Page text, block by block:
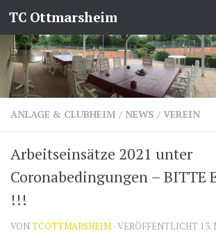
Zum Inhalt springen
TC Ottmarsheim
ANLAGE & CLUBHEIM / NEWS / VEREIN
Arbeitseinsätze 2021 unter
Coronabedingungen – BITTE
!!!
VONTCOTTMARSHEIM · VERÖFFENTLICHT 13.